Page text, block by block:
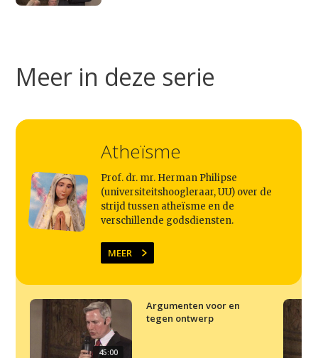
Studium Generale
Home
Agenda
Video
Podcast
Artikelen
Contact
Meer in deze serie
Atheïsme
Prof. dr. mr. Herman Philipse
(universiteitshoogleraar, UU) over de
strijd tussen atheïsme en de
verschillende godsdiensten.
MEER
45:00
Argumenten voor en
tegen ontwerp